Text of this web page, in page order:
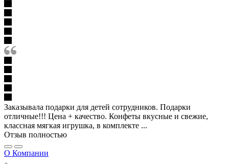
Заказывала подарки для детей сотрудников. Подарки
отличные!!! Цена + качество. Конфеты вкусные и свежие,
классная мягкая игрушка, в комплекте ...
Отзыв полностью
О Компании